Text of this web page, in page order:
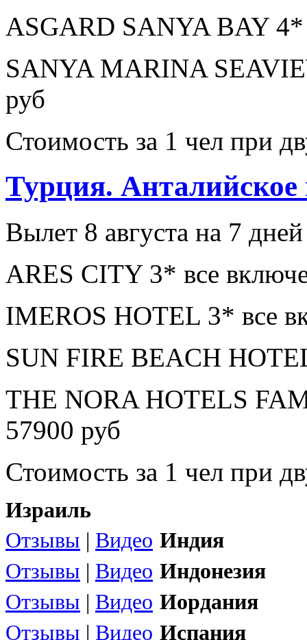
ASGARD SANYA BAY 4*
SANYA MARINA
руб
Стоимость за 1 чел при
Турция. Анталийское
Вылет 8 августа на 7 дней
ARES CITY 3* все
IMEROS HOTEL 3* все
SUN FIRE BEACH
THE NORA HOTELS
57900 руб
Стоимость за 1 чел при
Израиль
Отзывы | Видео Индия
Отзывы | Видео Индонезия
Отзывы | Видео Иордания
Отзывы | Видео Испания